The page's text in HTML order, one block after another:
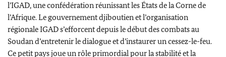
l’IGAD, une confédération réunissant les États de la Corne de
l’Afrique. Le gouvernement djiboutien et l’organisation
régionale IGAD s’efforcent depuis le début des combats au
Soudan d’entretenir le dialogue et d’instaurer un cessez-le-feu.
Ce petit pays joue un rôle primordial pour la stabilité et la